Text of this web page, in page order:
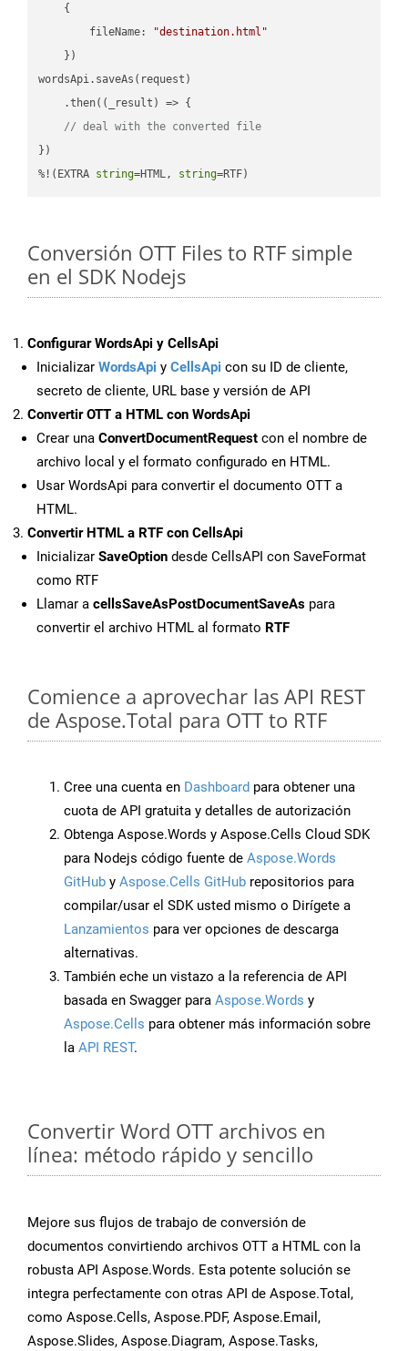
    {
fileName:
"destination.html"
    })
wordsApi.saveAs(request)
    .then(
( _result ) => {
// deal with the converted file
})
%!(EXTRA string=HTML, string=RTF)
Conversión OTT Files to RTF simple
en el SDK Nodejs
Configurar WordsApi y CellsApi
Inicializar WordsApi y CellsApi con su ID de cliente,
secreto de cliente, URL base y versión de API
Convertir OTT a HTML con WordsApi
Crear una ConvertDocumentRequest con el nombre de
archivo local y el formato configurado en HTML.
Usar WordsApi para convertir el documento OTT a
HTML.
Convertir HTML a RTF con CellsApi
Inicializar SaveOption desde CellsAPI con SaveFormat
como RTF
Llamar a cellsSaveAsPostDocumentSaveAs para
convertir el archivo HTML al formato RTF
Comience a aprovechar las API REST
de Aspose.Total para OTT to RTF
Cree una cuenta en Dashboard para obtener una
cuota de API gratuita y detalles de autorización
Obtenga Aspose.Words y Aspose.Cells Cloud SDK
para Nodejs código fuente de Aspose.Words
GitHub y Aspose.Cells GitHub repositorios para
compilar/usar el SDK usted mismo o Dirígete a
Lanzamientos para ver opciones de descarga
alternativas.
También eche un vistazo a la referencia de API
basada en Swagger para Aspose.Words y
Aspose.Cells para obtener más información sobre
la API REST.
Convertir Word OTT archivos en
línea: método rápido y sencillo
Mejore sus flujos de trabajo de conversión de
documentos convirtiendo archivos OTT a HTML con la
robusta API Aspose.Words. Esta potente solución se
integra perfectamente con otras API de Aspose.Total,
como Aspose.Cells, Aspose.PDF, Aspose.Email,
Aspose.Slides, Aspose.Diagram, Aspose.Tasks,